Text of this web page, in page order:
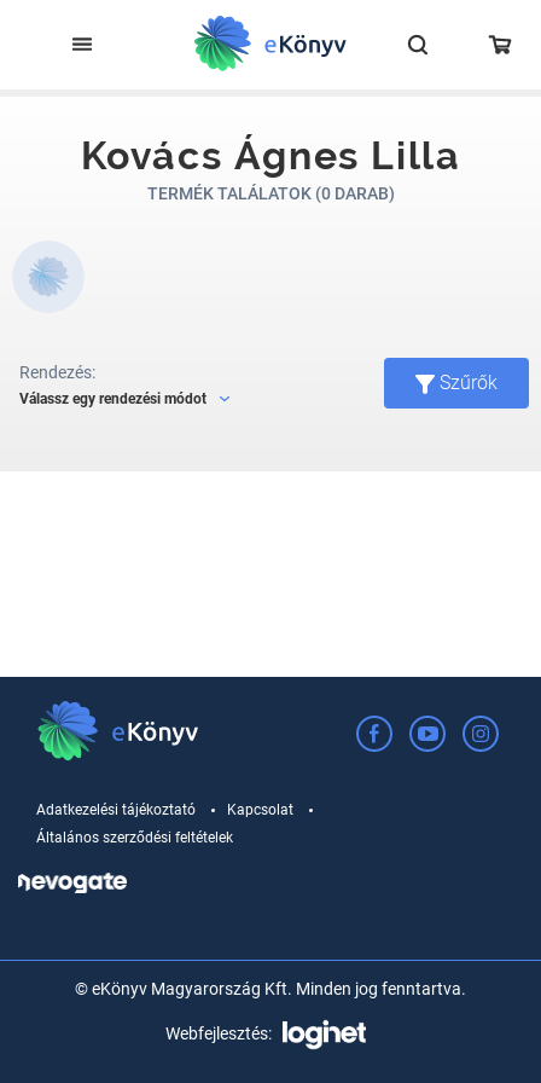
Kovács Ágnes Lilla
TERMÉK TALÁLATOK (0 DARAB)
Rendezés:
Válassz egy rendezési módot
Szűrők
Adatkezelési tájékoztató
Kapcsolat
Általános szerződési feltételek
© eKönyv Magyarország Kft. Minden jog fenntartva.
Webfejlesztés: